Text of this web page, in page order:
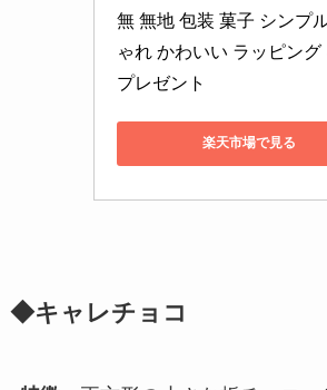
無 無地 包装 菓子 シンプ
ゃれ かわいい ラッピング
プレゼント
楽天市場で見る
◆キャレチョコ